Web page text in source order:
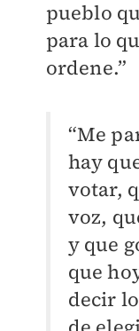
pueblo
para lo
ordene.”
“Me
hay
votar,
voz,
y que
que
decir